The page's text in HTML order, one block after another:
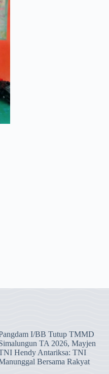
I/BB Tutup TMMD
TA 2026, Mayjen
Hendy Antariksa: TNI
Bersama Rakyat